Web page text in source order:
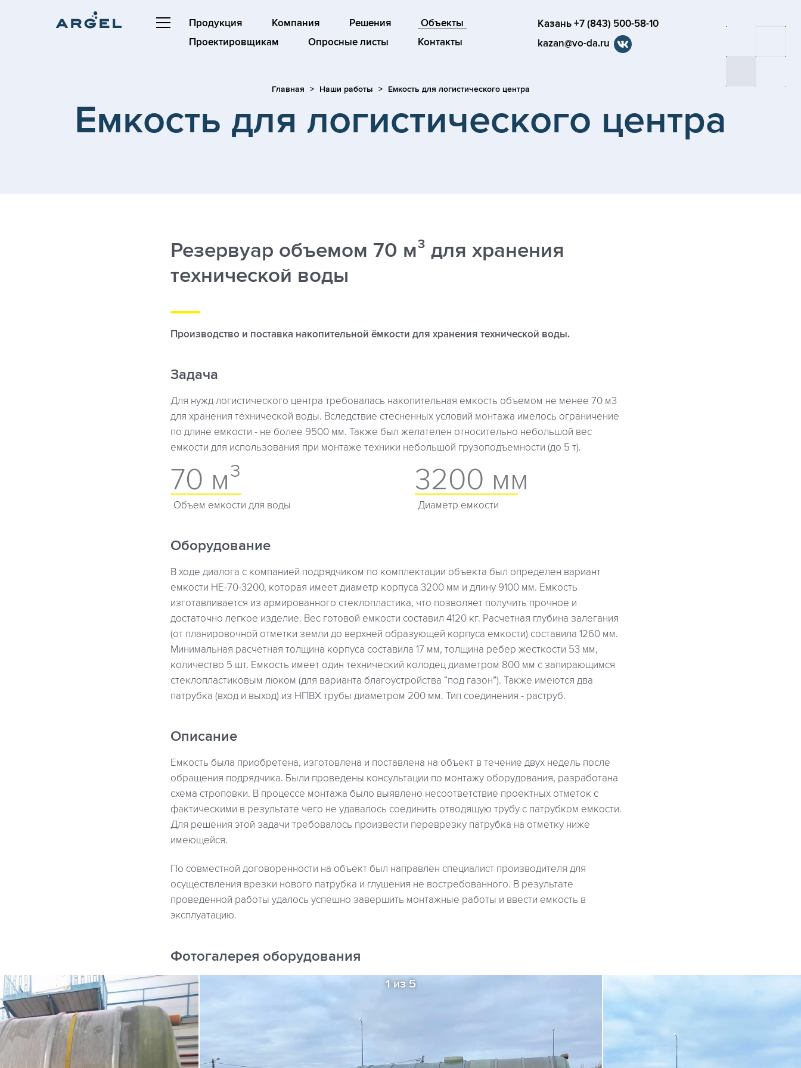
Продукция Компания Решения
Объекты
Проектировщикам
Опросные листы Контакты
Казань +7 (843) 500-58-10
kazan@vo-da.ru
Главная Наши работы Емкость для логистического центра
Емкость для логистического центра
Резервуар объемом 70 м³ для хранения
технической воды
Производство и поставка накопительной ёмкости для хранения технической воды.
Задача
Для нужд логистического центра требовалась накопительная емкость объемом не менее 70 м3
для хранения технической воды. Вследствие стесненных условий монтажа имелось ограничение
по длине емкости - не более 9500 мм. Также был желателен относительно небольшой вес
емкости для использования при монтаже техники небольшой грузоподъемности (до 5 т).
70 м³
Объем емкости для воды
3200 мм
Диаметр емкости
Оборудование
В ходе диалога с компанией подрядчиком по комплектации объекта был определен вариант
емкости НЕ-70-3200, которая имеет диаметр корпуса 3200 мм и длину 9100 мм. Емкость
изготавливается из армированного стеклопластика, что позволяет получить прочное и
достаточно легкое изделие. Вес готовой емкости составил 4120 кг. Расчетная глубина залегания
(от планировочной отметки земли до верхней образующей корпуса емкости) составила 1260 мм.
Минимальная расчетная толщина корпуса составила 17 мм, толщина ребер жесткости 53 мм,
количество 5 шт. Емкость имеет один технический колодец диаметром 800 мм с запирающимся
стеклопластиковым люком (для варианта благоустройства “под газон”). Также имеются два
патрубка (вход и выход) из НПВХ трубы диаметром 200 мм. Тип соединения - раструб.
Описание
Емкость была приобретена, изготовлена и поставлена на объект в течение двух недель после
обращения подрядчика. Были проведены консультации по монтажу оборудования, разработана
схема строповки. В процессе монтажа было выявлено несоответствие проектных отметок с
фактическими в результате чего не удавалось соединить отводящую трубу с патрубком емкости.
Для решения этой задачи требовалось произвести переврезку патрубка на отметку ниже
имеющейся.
По совместной договоренности на объект был направлен специалист производителя для
осуществления врезки нового патрубка и глушения не востребованного. В результате
проведенной работы удалось успешно завершить монтажные работы и ввести емкость в
эксплуатацию.
Фотогалерея оборудования
1 из 5